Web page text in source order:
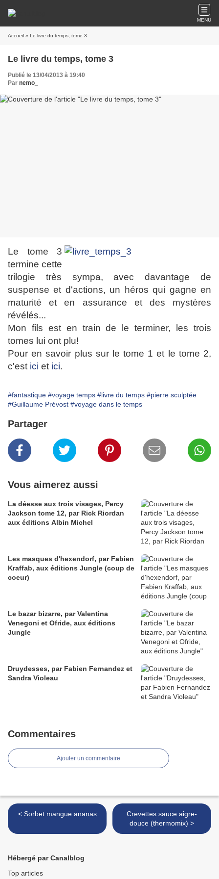
MENU
Accueil » Le livre du temps, tome 3
Le livre du temps, tome 3
Publié le 13/04/2013 à 19:40
Par nemo_
Le tome 3
termine cette
trilogie très sympa, avec davantage de
suspense et d'actions, un héros qui gagne en
maturité et en assurance et des mystères
révélés...
Mon fils est en train de le terminer, les trois
tomes lui ont plu!
Pour en savoir plus sur le tome 1 et le tome 2,
c'est ici et ici.
#fantastique #voyage temps #livre du temps #pierre sculptée
#Guillaume Prévost #voyage dans le temps
Partager
Vous aimerez aussi
La déesse aux trois visages, Percy
Jackson tome 12, par Rick Riordan
aux éditions Albin Michel
Les masques d'hexendorf, par Fabien
Kraffab, aux éditions Jungle (coup de
coeur)
Le bazar bizarre, par Valentina
Venegoni et Ofride, aux éditions
Jungle
Druydesses, par Fabien Fernandez et
Sandra Violeau
Commentaires
Ajouter un commentaire
< Sorbet mangue ananas
Crevettes sauce aigre-
douce (thermomix) >
Hébergé par Canalblog
Top articles